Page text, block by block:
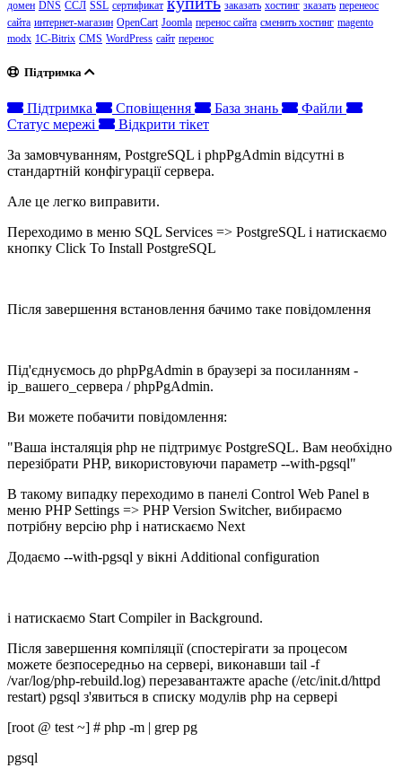
домен DNS ССЛ SSL сертификат заказать хостинг зказать перенеос
сайта интернет-магазин OpenCart Joomla перенос сайта сменить хостинг magento
modx 1C-Bitrix CMS WordPress сайт перенос
Підтримка
Підтримка Сповіщення База знань
Файли
Статус мережі
Відкрити тікет
За замовчуванням, PostgreSQL і phpPgAdmin відсутні в
стандартній конфігурації сервера.
Але це легко виправити.
Переходимо в меню SQL Services => PostgreSQL і натискаємо
кнопку Click To Install PostgreSQL
Після завершення встановлення бачимо таке повідомлення
Під'єднуємось до phpPgAdmin в браузері за посиланням -
ip_вашего_сервера / phpPgAdmin.
Ви можете побачити повідомлення:
"Ваша інсталяція php не підтримує PostgreSQL. Вам необхідно
перезібрати PHP, використовуючи параметр --with-pgsql"
В такому випадку переходимо в панелі Control Web Panel в
меню PHP Settings => PHP Version Switcher, вибираємо
потрібну версію php і натискаємо Next
Додаємо --with-pgsql у вікні Additional configuration
і натискаємо Start Compiler in Background.
Після завершення компіляції (спостерігати за процесом
можете безпосередньо на сервері, виконавши tail -f
/var/log/php-rebuild.log) перезавантажте apache (/etc/init.d/httpd
restart) pgsql з'явиться в списку модулів php на сервері
[root @ test ~] # php -m | grep pg
pgsql